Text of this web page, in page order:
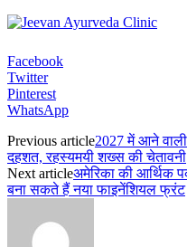
Facebook
Twitter
Pinterest
WhatsApp
Previous article2027 में आने वाली
दहशत, रहस्यमयी शख्स की चेतावनी
Next articleअमेरिका की आर्थिक
बना सकते हैं नया फाइनेंशियल फ्रंट